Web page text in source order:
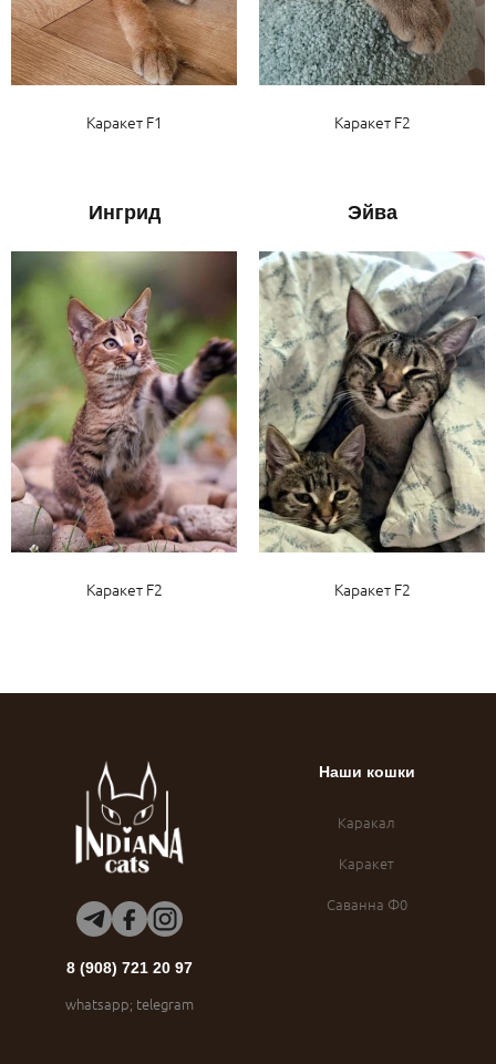
Каракет F1 Каракет F2
Ингрид
Каракет F2
Эйва
Каракет F2
8 (908) 721 20 97
whatsapp; telegram
Наши кошки
Каракал
Каракет
Саванна Ф0